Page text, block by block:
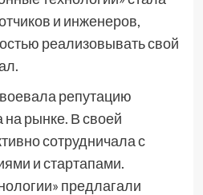
и инженеров,
реализовывать свой
репутацию
рынке. В своей
сотрудничала с
и стартапами.
предлагали